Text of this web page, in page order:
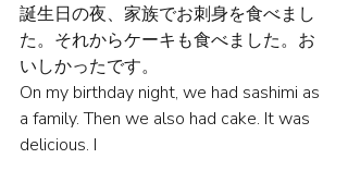
誕生日の夜、家族でお刺身を食べまし
た。それからケーキも食べました。お
いしかったです。
On my birthday night, we had sashimi as
a family. Then we also had cake. It was
delicious. I